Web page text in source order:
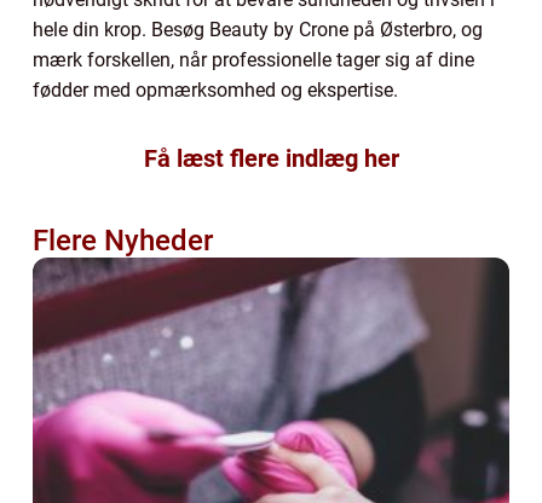
hele din krop. Besøg Beauty by Crone på Østerbro, og
mærk forskellen, når professionelle tager sig af dine
fødder med opmærksomhed og ekspertise.
Få læst flere indlæg her
Flere Nyheder